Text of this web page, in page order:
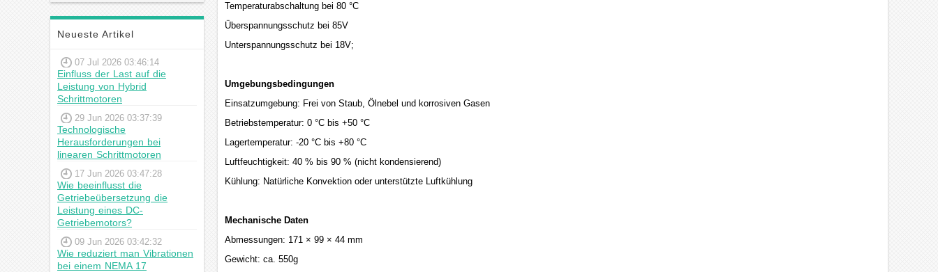
Neueste Artikel
07 Jul 2026 03:46:14
Einfluss der Last auf die
Leistung von Hybrid
Schrittmotoren
29 Jun 2026 03:37:39
Technologische
Herausforderungen bei
linearen Schrittmotoren
17 Jun 2026 03:47:28
Wie beeinflusst die
Getriebeübersetzung die
Leistung eines DC-
Getriebemotors?
09 Jun 2026 03:42:32
Wie reduziert man Vibrationen
bei einem NEMA 17
Temperaturabschaltung bei 80 °C
Überspannungsschutz bei 85V
Unterspannungsschutz bei 18V;
Umgebungsbedingungen
Einsatzumgebung: Frei von Staub, Ölnebel und korrosiven Gasen
Betriebstemperatur: 0 °C bis +50 °C
Lagertemperatur: -20 °C bis +80 °C
Luftfeuchtigkeit: 40 % bis 90 % (nicht kondensierend)
Kühlung: Natürliche Konvektion oder unterstützte Luftkühlung
Mechanische Daten
Abmessungen: 171 × 99 × 44 mm
Gewicht: ca. 550g